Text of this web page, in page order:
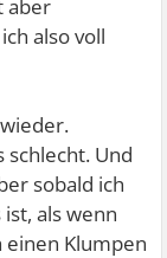
aber
also voll
Und
sobald ich
als wenn
einen Klumpen